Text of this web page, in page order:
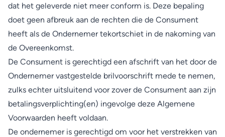
dat het geleverde niet meer conform is. Deze bepaling
doet geen afbreuk aan de rechten die de Consument
heeft als de Ondernemer tekortschiet in de nakoming van
de Overeenkomst.
De Consument is gerechtigd een afschrift van het door de
Ondernemer vastgestelde brilvoorschrift mede te nemen,
zulks echter uitsluitend voor zover de Consument aan zijn
betalingsverplichting(en) ingevolge deze Algemene
Voorwaarden heeft voldaan.
De ondernemer is gerechtigd om voor het verstrekken van